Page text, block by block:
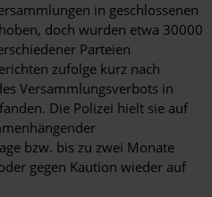
in geschlossenen
doch wurden etwa 30000
Parteien
zufolge kurz nach
Versammlungsverbots in
Die Polizei hielt sie auf
bzw. bis zu zwei Monate
gegen Kaution wieder auf